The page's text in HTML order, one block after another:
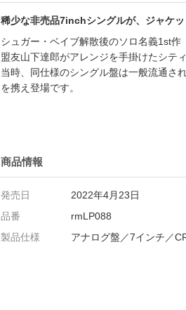
稀少な非売品7inchシングルが、ジャケッ
シュガー・ベイブ解散後のソロ名義1st
盟友山下達郎がアレンジを手掛けたシテ
当時、同仕様のシングル盤は一般流通さ
を携え登場です。
商品情報
発売日
2022年4月23日
品番
rmLP088
製品仕様
アナログ盤／7インチ／